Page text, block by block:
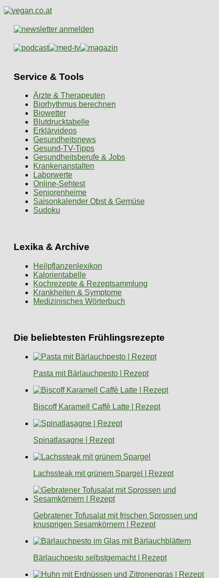
Service & Tools
Ärzte & Therapeuten
Biorhythmus berechnen
Biowetter
Blutdrucktabelle
Erklärvideos
Gesundheitsnews
Gesund-TV-Tipps
Gesundheitsberufe & Jobs
Krankenanstalten
Laborwerte
Online-Sehtest
Seniorenheime
Saisonkalender Obst & Gemüse
Sudoku
Lexika & Archive
Heilpflanzenlexikon
Kalorientabelle
Kochrezepte & Rezeptsammlung
Krankheiten & Symptome
Medizinisches Wörterbuch
Die beliebtesten Frühlingsrezepte
Pasta mit Bärlauchpesto | Rezept
Biscoff Karamell Caffè Latte | Rezept
Spinatlasagne | Rezept
Lachssteak mit grünem Spargel | Rezept
Gebratener Tofusalat mit frischen Sprossen und
knusprigen Sesamkörnern | Rezept
Bärlauchpesto selbstgemacht | Rezept